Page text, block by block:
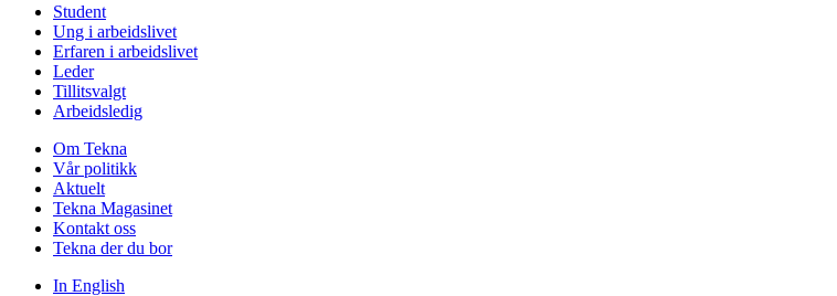
Student
Ung i arbeidslivet
Erfaren i arbeidslivet
Leder
Tillitsvalgt
Arbeidsledig
Om Tekna
Vår politikk
Aktuelt
Tekna Magasinet
Kontakt oss
Tekna der du bor
In English